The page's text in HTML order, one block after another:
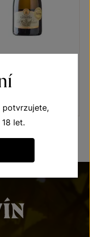
Lechovice Demi sec
šumivé víno 2019
potvrzujete,
let.